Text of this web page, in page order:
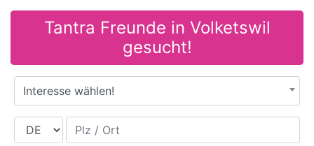
Tantra Freunde in Volketswil
gesucht!
Interesse wählen!
Land Plz / Ort